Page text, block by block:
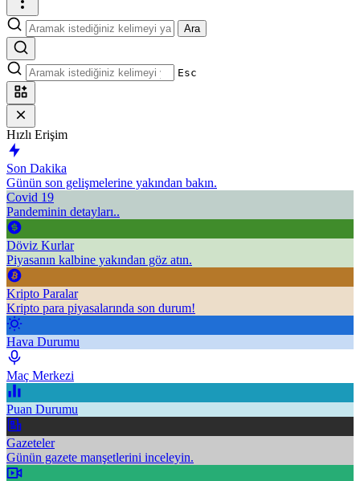
Ara
Esc
Hızlı Erişim
Son Dakika
Günün son gelişmelerine yakından bakın.
Covid 19
Pandeminin detayları..
Döviz Kurlar
Piyasanın kalbine yakından göz atın.
Kripto Paralar
Kripto para piyasalarında son durum!
Hava Durumu
Maç Merkezi
Puan Durumu
Gazeteler
Günün gazete manşetlerini inceleyin.